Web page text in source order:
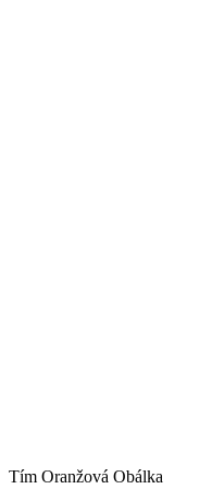
Tím Oranžová Obálka